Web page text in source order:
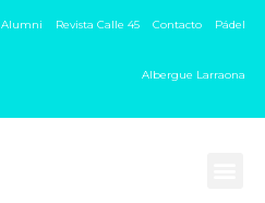
Alumni Revista Calle 45 Contacto Pádel
Albergue Larraona